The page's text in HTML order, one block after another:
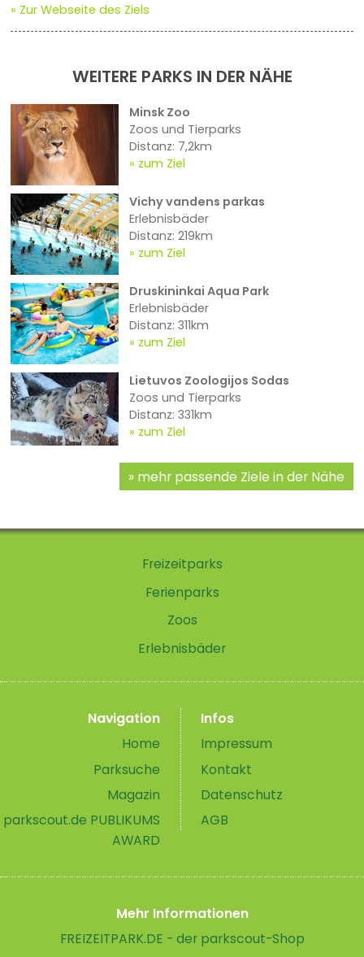
» Zur Webseite des Ziels
WEITERE PARKS IN DER NÄHE
Minsk Zoo
Zoos und Tierparks
Distanz: 7,2km
zum Ziel
Vichy vandens parkas
Erlebnisbäder
Distanz: 219km
zum Ziel
Druskininkai Aqua Park
Erlebnisbäder
Distanz: 311km
zum Ziel
Lietuvos Zoologijos Sodas
Zoos und Tierparks
Distanz: 331km
zum Ziel
mehr passende Ziele in der Nähe
Freizeitparks
Ferienparks
Zoos
Erlebnisbäder
Navigation
Home
Parksuche
Magazin
parkscout.de PUBLIKUMS
AWARD
Infos
Impressum
Kontakt
Datenschutz
AGB
Mehr Informationen
FREIZEITPARK.DE - der parkscout-Shop